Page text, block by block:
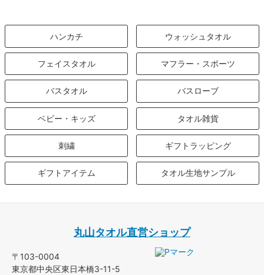
ハンカチ ウォッシュタオル
フェイスタオル マフラー・スポーツ
バスタオル バスローブ
ベビー・キッズ タオル雑貨
刺繍 ギフトラッピング
ギフトアイテム タオル生地サンプル
丸山タオル直営ショップ
〒103-0004
東京都中央区東日本橋3-11-5